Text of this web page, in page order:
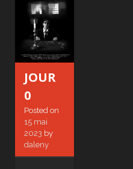
JOUR
0
Posted on
15 mai
2023 by
daleny